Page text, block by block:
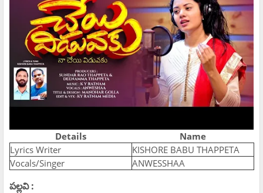
Details
Name
Lyrics Writer
KISHORE BABU THAPPETA
Vocals/Singer
ANWESSHAA
పల్లవి :